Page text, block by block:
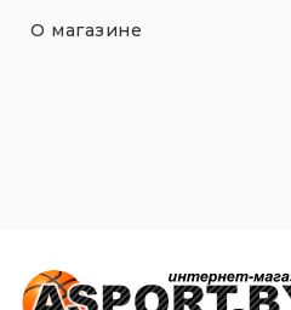
О магазине